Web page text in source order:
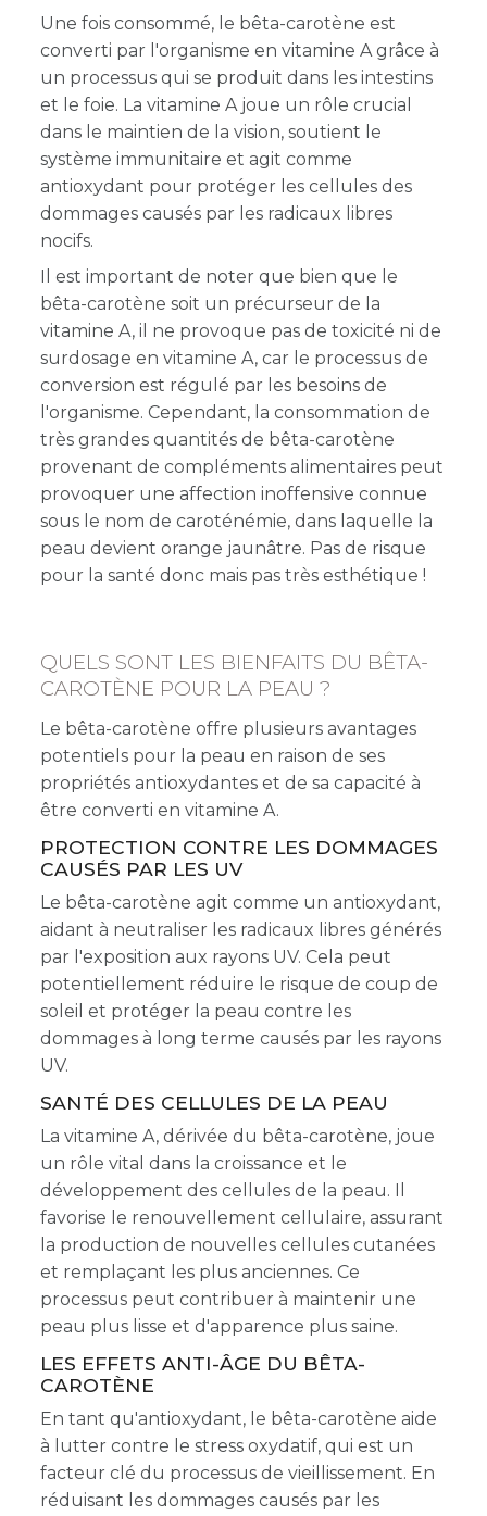
Une fois consommé, le bêta-carotène est
converti par l'organisme en vitamine A grâce à
un processus qui se produit dans les intestins
et le foie. La vitamine A joue un rôle crucial
dans le maintien de la vision, soutient le
système immunitaire et agit comme
antioxydant pour protéger les cellules des
dommages causés par les radicaux libres
nocifs.
Il est important de noter que bien que le
bêta-carotène soit un précurseur de la
vitamine A, il ne provoque pas de toxicité ni de
surdosage en vitamine A, car le processus de
conversion est régulé par les besoins de
l'organisme. Cependant, la consommation de
très grandes quantités de bêta-carotène
provenant de compléments alimentaires peut
provoquer une affection inoffensive connue
sous le nom de caroténémie, dans laquelle la
peau devient orange jaunâtre. Pas de risque
pour la santé donc mais pas très esthétique !
QUELS SONT LES BIENFAITS DU BÊTA-
CAROTÈNE POUR LA PEAU ?
Le bêta-carotène offre plusieurs avantages
potentiels pour la peau en raison de ses
propriétés antioxydantes et de sa capacité à
être converti en vitamine A.
PROTECTION CONTRE LES DOMMAGES
CAUSÉS PAR LES UV
Le bêta-carotène agit comme un antioxydant,
aidant à neutraliser les radicaux libres générés
par l'exposition aux rayons UV. Cela peut
potentiellement réduire le risque de coup de
soleil et protéger la peau contre les
dommages à long terme causés par les rayons
UV.
SANTÉ DES CELLULES DE LA PEAU
La vitamine A, dérivée du bêta-carotène, joue
un rôle vital dans la croissance et le
développement des cellules de la peau. Il
favorise le renouvellement cellulaire, assurant
la production de nouvelles cellules cutanées
et remplaçant les plus anciennes. Ce
processus peut contribuer à maintenir une
peau plus lisse et d'apparence plus saine.
LES EFFETS ANTI-ÂGE DU BÊTA-
CAROTÈNE
En tant qu'antioxydant, le bêta-carotène aide
à lutter contre le stress oxydatif, qui est un
facteur clé du processus de vieillissement. En
réduisant les dommages causés par les